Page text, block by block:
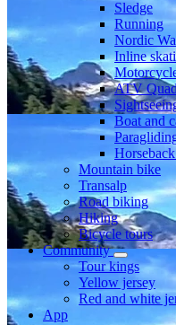
Sledge
Running
Nordic
Inline
ATV
Boat and
Mountain bike
Transalp
Road biking
Hiking
Bicycle tours
Community
Tour kings
Yellow jersey
Red and white
App